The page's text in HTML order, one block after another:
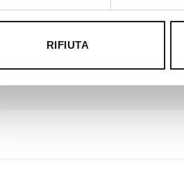
RIFIUTA